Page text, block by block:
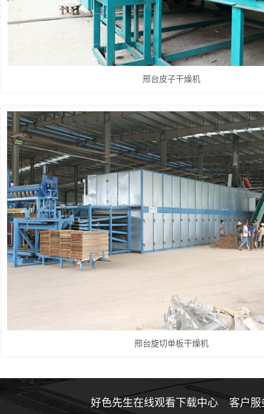
邢台皮子干燥机
邢台旋切单板干燥机
好色先生在线观看下载中心 客户服